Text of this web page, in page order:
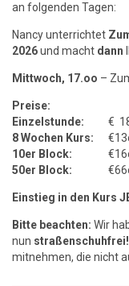
an folgenden Tagen:
Nancy unterrichtet
2026und macht dann
Mittwoch, 17.oo –
Preise:
Einzelstunde: € 18.-
8 Wochen Kurs:
10er Block:
€16o.-
50er Block:
€66o.-
Einstieg in den Kurs
Bitte beachten: Wir
nun straßenschuhfrei!
mitnehmen, die nicht